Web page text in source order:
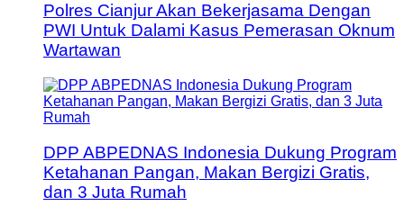
Polres Cianjur Akan Bekerjasama Dengan
PWI Untuk Dalami Kasus Pemerasan Oknum
Wartawan
DPP ABPEDNAS Indonesia Dukung Program
Ketahanan Pangan, Makan Bergizi Gratis,
dan 3 Juta Rumah